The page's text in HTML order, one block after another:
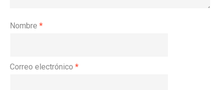
Nombre *
Correo electrónico *